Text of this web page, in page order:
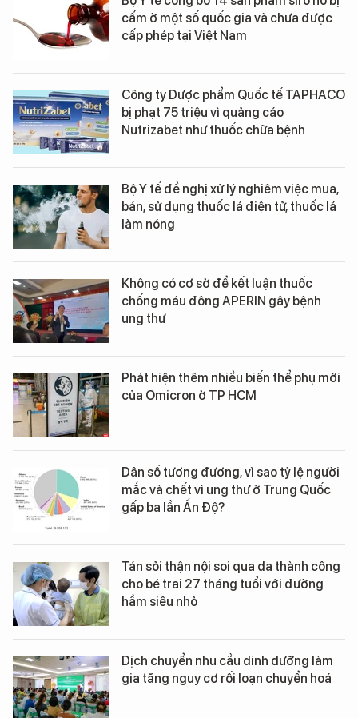
cấm ở một số quốc gia và chưa được
cấp phép tại Việt Nam
Công ty Dược phẩm Quốc tế TAPHACO
bị phạt 75 triệu vì quảng cáo
Nutrizabet như thuốc chữa bệnh
Bộ Y tế đề nghị xử lý nghiêm việc mua,
bán, sử dụng thuốc lá điện tử, thuốc lá
làm nóng
Không có cơ sở để kết luận thuốc
chống máu đông APERIN gây bệnh
ung thư
Phát hiện thêm nhiều biến thể phụ mới
của Omicron ở TP HCM
Dân số tương đương, vì sao tỷ lệ người
mắc và chết vì ung thư ở Trung Quốc
gấp ba lần Ấn Độ?
Tán sỏi thận nội soi qua da thành công
cho bé trai 27 tháng tuổi với đường
hầm siêu nhỏ
Dịch chuyển nhu cầu dinh dưỡng làm
gia tăng nguy cơ rối loạn chuyển hoá